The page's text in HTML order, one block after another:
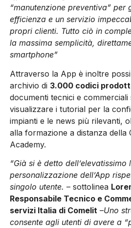
“manutenzione preventiva” per
efficienza e un servizio
propri clienti. Tutto ciò in
la massima semplicità,
smartphone”
Attraverso la App è inoltre
archivio di 3.000 codici
documenti tecnici e commerciali
visualizzare i tutorial per la
impianti e le news più rilevanti,
alla formazione a distanza della
Academy.
“Già si è detto dell’elevatissimo
personalizzazione dell’App
singolo utente. – sottolinea
Responsabile Tecnico e
servizi Italia di Comelit –Uno
consente agli utenti di avere a